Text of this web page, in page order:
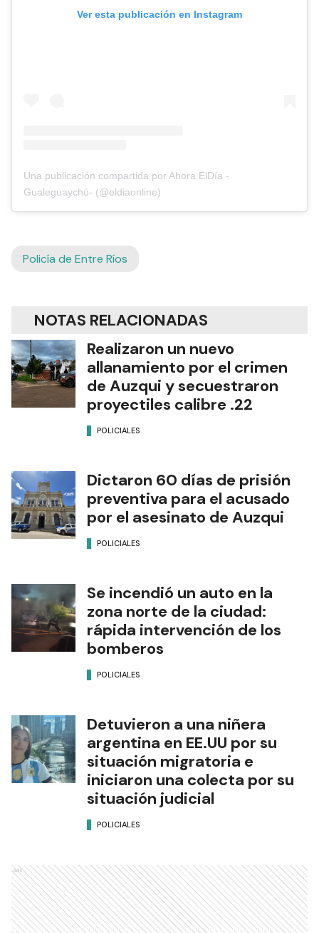
Ver esta publicación en Instagram
Una publicación compartida por Ahora ElDía -
Gualeguaychú- (@eldiaonline)
Policía de Entre Ríos
NOTAS RELACIONADAS
Realizaron un nuevo
allanamiento por el crimen
de Auzqui y secuestraron
proyectiles calibre .22
POLICIALES
Dictaron 60 días de prisión
preventiva para el acusado
por el asesinato de Auzqui
POLICIALES
Se incendió un auto en la
zona norte de la ciudad:
rápida intervención de los
bomberos
POLICIALES
Detuvieron a una niñera
argentina en EE.UU por su
situación migratoria e
iniciaron una colecta por su
situación judicial
POLICIALES
Ads